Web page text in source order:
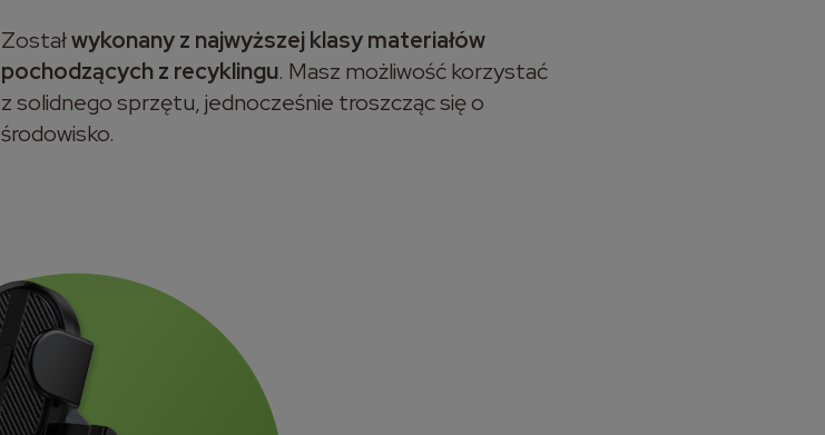
Zostałwykonany z najwyższej klasy materiałów
pochodzących z recyklingu. Masz możliwość korzystać
z solidnego sprzętu, jednocześnie troszcząc się o
środowisko.